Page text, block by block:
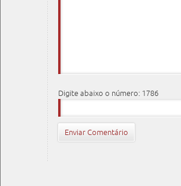
Digite abaixo o número: 1786